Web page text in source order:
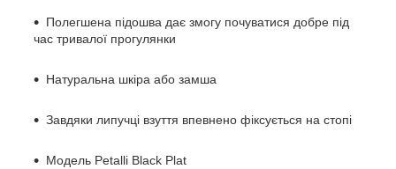
Полегшена підошва дає змогу почуватися добре під
час тривалої прогулянки
Натуральна шкіра або замша
Завдяки липучці взуття впевнено фіксується на стопі
Модель Petalli Black Plat